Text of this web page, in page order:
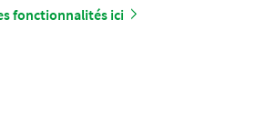
fonctionnalités ici